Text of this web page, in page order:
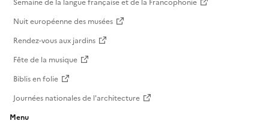
Semaine de la langue française et de la Francophonie
Nuit européenne des musées
Rendez-vous aux jardins
Fête de la musique
Biblis en folie
Journées nationales de l'architecture
Menu